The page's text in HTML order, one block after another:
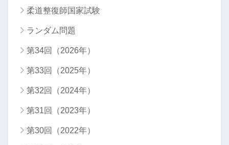
柔道整復師国家試験
ランダム問題
第34回（2026年）
第33回（2025年）
第32回（2024年）
第31回（2023年）
第30回（2022年）